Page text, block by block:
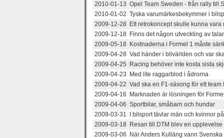
2010-01-13 Opel Team Sweden - från rally till
2010-01-02 Tyska varumärkesbekymmer i
2009-12-28 Ett retrokoncept skulle kunna vara
2009-12-18 Finns det någon utveckling av
2009-05-18 Kostnaderna i Formel 1 måste
2009-04-28 Vad händer i bilvärlden och var
2009-04-25 Racing behöver inte kosta sista
2009-04-23 Med lite raggarblod i ådrorna
2009-04-22 Vad ska en F1-säsong för ett team
2009-04-16 Marknaden är lösningen för
2009-04-06 Sportbilar, småbarn och hundar
2009-03-31 I bilsport tävlar män och kvinnor
2009-03-18 Resan till DTM blev en upplevelse
2009-03-06 När Anders Kulläng vann